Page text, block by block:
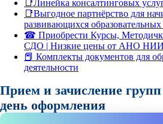
📑Линейка консалтинговых
📑Выгодное партнёрство для
развивающихся
☎ Приобрести Курсы,
СДО | Низкие цены от АНО
📕 Комплекты документов для
деятельности
Прием и зачисление
день оформления